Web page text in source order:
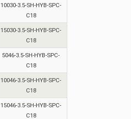
10030-3.5-SH-HYB-SPC-
C18
15030-3.5-SH-HYB-SPC-
C18
5046-3.5-SH-HYB-SPC-
C18
10046-3.5-SH-HYB-SPC-
C18
15046-3.5-SH-HYB-SPC-
C18